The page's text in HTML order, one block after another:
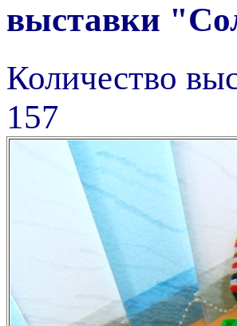
выставки
Количество
157